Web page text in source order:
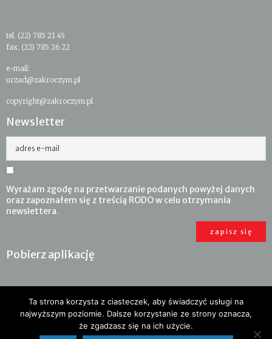
tel. (22) 785 21 45
fax. (22) 785 26 22
e-mail:
urzad@zakroczym.pl
copyright@zakroczym.pl
Newsletter
adres e-mail
Wyrażam zgodę na przetwarzanie podanych powyżej danych
oraz zapoznałem się z treścią RODO w celu otrzymania
newslettera.
Pobierz aplikację
Ta strona korzysta z ciasteczek, aby świadczyć usługi na
najwyższym poziomie. Dalsze korzystanie ze strony oznacza,
że zgadzasz się na ich użycie.